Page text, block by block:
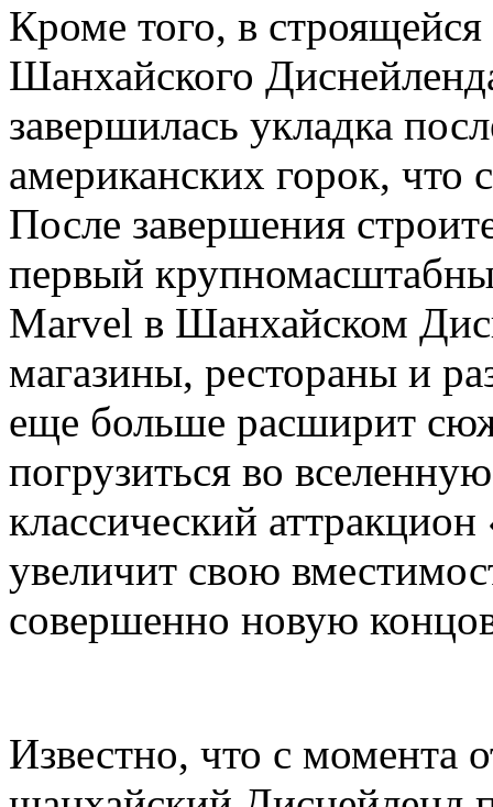
Кроме того, в строящейся
Шанхайского
завершилась укладка
американских горок, что
После завершения
первый
Marvel в Шанхайском
магазины, рестораны и
еще больше расширит
погрузиться во
классический
увеличит свою
совершенно новую
Известно, что с момента